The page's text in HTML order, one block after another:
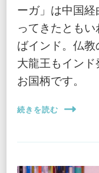
ーガ」は中国
ってきたとも
ばインド。仏
大龍王もイン
お国柄です。
続きを読む